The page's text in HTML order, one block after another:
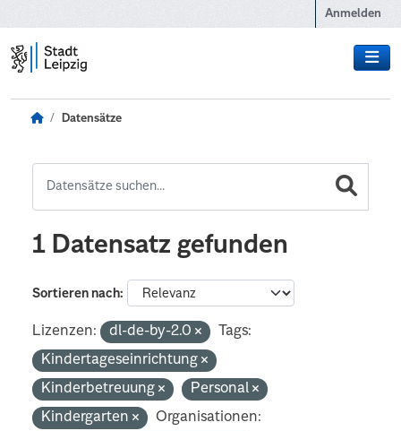
Anmelden
Datensätze
1 Datensatz gefunden
Sortieren nach
Lizenzen: dl-de-by-2.0
Tags:
Kindertageseinrichtung
Kinderbetreuung
Personal
Kindergarten
Organisationen: